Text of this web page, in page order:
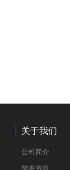
关于我们
公司简介